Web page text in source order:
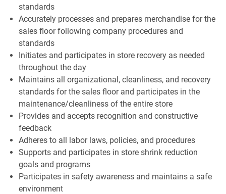
standards
Accurately processes and prepares merchandise for the
sales floor following company procedures and
standards
Initiates and participates in store recovery as needed
throughout the day
Maintains all organizational, cleanliness, and recovery
standards for the sales floor and participates in the
maintenance/cleanliness of the entire store
Provides and accepts recognition and constructive
feedback
Adheres to all labor laws, policies, and procedures
Supports and participates in store shrink reduction
goals and programs
Participates in safety awareness and maintains a safe
environment